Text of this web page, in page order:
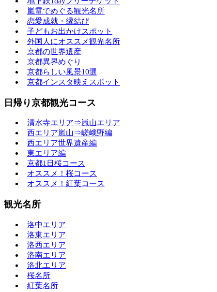
嵐電でめぐる観光名所
恋愛成就・縁結び
子どもお出かけスポット
外国人にオススメ観光名所
京都の世界遺産
京都異界めぐり
京都らしい風景10選
京都インスタ映えスポット
日帰り京都観光コース
清水寺エリア⇒嵐山エリア
西エリア嵐山⇒嵯峨野編
西エリア世界遺産編
東エリア編
京都1日桜コース
オススメ！桜コース
オススメ！紅葉コース
観光名所
洛中エリア
洛東エリア
洛西エリア
洛南エリア
洛北エリア
桜名所
紅葉名所